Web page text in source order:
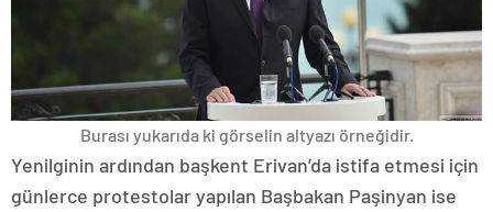
Burası yukarıda ki görselin altyazı örneğidir.
Yenilginin ardından başkent Erivan’da istifa etmesi için
günlerce protestolar yapılan Başbakan Paşinyan ise